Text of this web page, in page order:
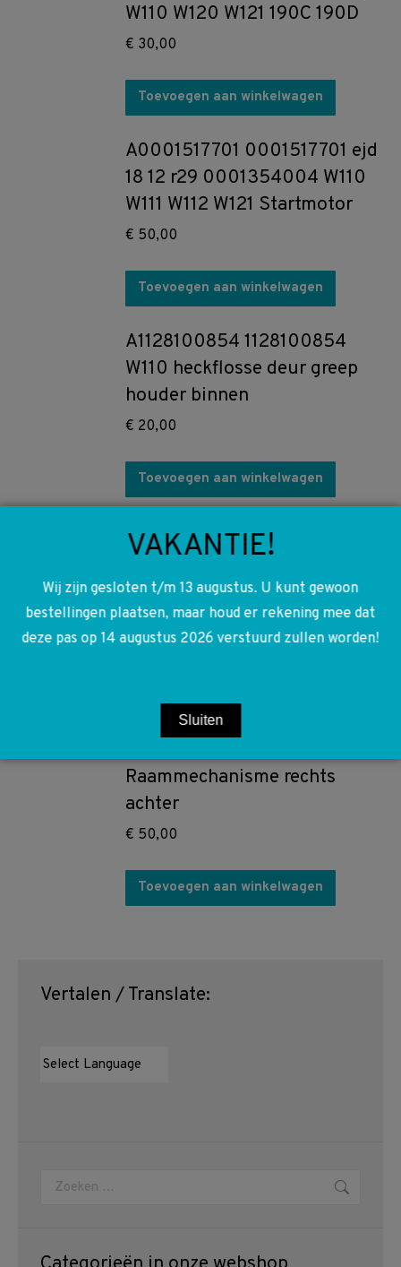
W110 W120 W121 190C 190D
€ 30,00
Toevoegen aan winkelwagen
A0001517701 0001517701 ejd
18 12 r29 0001354004 W110
W111 W112 W121 Startmotor
€ 50,00
Toevoegen aan winkelwagen
A1128100854 1128100854
W110 heckflosse deur greep
houder binnen
€ 20,00
Toevoegen aan winkelwagen
A1107350102 1107350102
W110 W111 W112 Heckflosse
Raammechanisme links achter
€50,00
A1107350202 1107350202
Raammechanisme rechts
achter
€ 50,00
Toevoegen aan winkelwagen
Vertalen / Translate:
Zoeken:
VAKANTIE!
Wij zijn gesloten t/m 13 augustus. U kunt gewoon
bestellingen plaatsen, maar houd er rekening mee dat
deze pas op 14 augustus 2026 verstuurd zullen worden!
Sluiten